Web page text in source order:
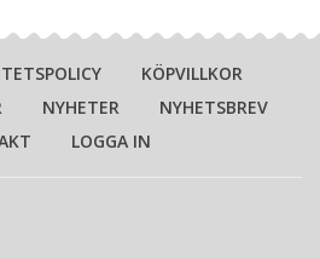
KÖPVILLKOR
NYHETER
NYHETSBREV
LOGGA IN